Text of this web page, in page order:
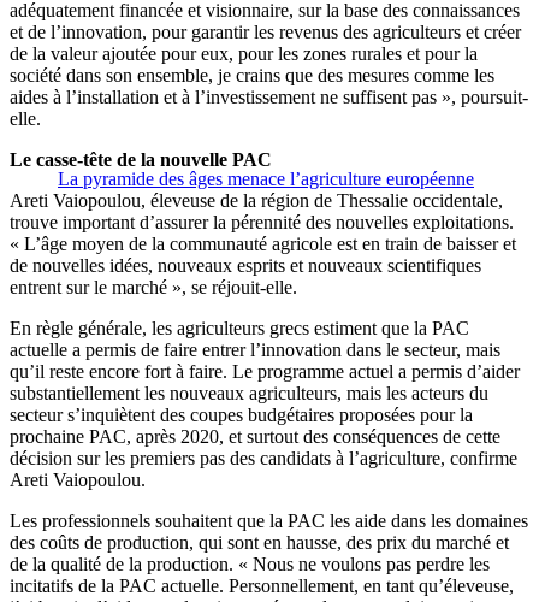
adéquatement financée et visionnaire, sur la base des connaissances
et de l’innovation, pour garantir les revenus des agriculteurs et créer
de la valeur ajoutée pour eux, pour les zones rurales et pour la
société dans son ensemble, je crains que des mesures comme les
aides à l’installation et à l’investissement ne suffisent pas », poursuit-
elle.
La pyramide des âges menace l’agriculture européenne
Le casse-tête de la nouvelle PAC
Areti Vaiopoulou, éleveuse de la région de Thessalie occidentale,
trouve important d’assurer la pérennité des nouvelles exploitations.
« L’âge moyen de la communauté agricole est en train de baisser et
de nouvelles idées, nouveaux esprits et nouveaux scientifiques
entrent sur le marché », se réjouit-elle.
En règle générale, les agriculteurs grecs estiment que la PAC
actuelle a permis de faire entrer l’innovation dans le secteur, mais
qu’il reste encore fort à faire. Le programme actuel a permis d’aider
substantiellement les nouveaux agriculteurs, mais les acteurs du
secteur s’inquiètent des coupes budgétaires proposées pour la
prochaine PAC, après 2020, et surtout des conséquences de cette
décision sur les premiers pas des candidats à l’agriculture, confirme
Areti Vaiopoulou.
Les professionnels souhaitent que la PAC les aide dans les domaines
des coûts de production, qui sont en hausse, des prix du marché et
de la qualité de la production. « Nous ne voulons pas perdre les
incitatifs de la PAC actuelle. Personnellement, en tant qu’éleveuse,